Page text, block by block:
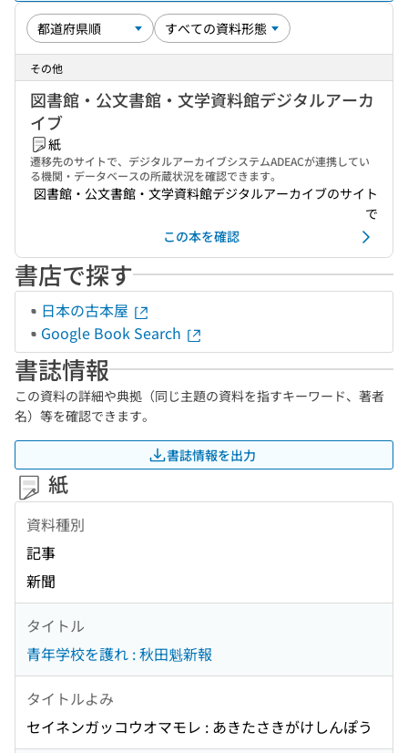
その他
図書館・公文書館・文学資料館デジタルアーカ
イブ
紙
遷移先のサイトで、デジタルアーカイブシステムADEACが連携してい
る機関・データベースの所蔵状況を確認できます。
図書館・公文書館・文学資料館デジタルアーカイブのサイト
で
この本を確認
書店で探す
日本の古本屋
Google Book Search
書誌情報
この資料の詳細や典拠（同じ主題の資料を指すキーワード、著者
名）等を確認できます。
書誌情報を出力
紙
資料種別
記事
新聞
タイトル
青年学校を護れ : 秋田魁新報
タイトルよみ
セイネンガッコウオマモレ : あきたさきがけしんぽう